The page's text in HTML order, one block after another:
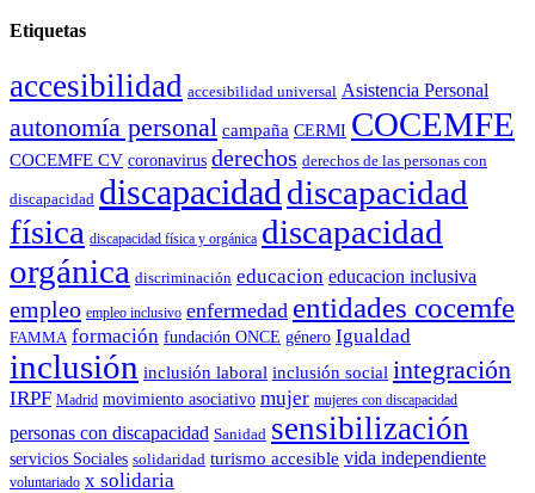
Etiquetas
accesibilidad accesibilidad universal Asistencia Personal
autonomía personal campaña CERMI COCEMFE
COCEMFE CV coronavirus derechos derechos de las personas con
discapacidad discapacidad discapacidad
física discapacidad física y orgánica discapacidad
orgánica discriminación educacion educacion inclusiva
empleo empleo inclusivo enfermedad entidades cocemfe
FAMMA formación fundación ONCE género Igualdad
inclusión inclusión laboral inclusión social integración
IRPF Madrid movimiento asociativo mujer mujeres con discapacidad
personas con discapacidad Sanidad sensibilización
servicios Sociales solidaridad turismo accesible vida independiente
voluntariado x solidaria